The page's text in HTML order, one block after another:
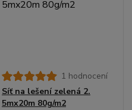
1 hodnocení
Síť na lešení zelená 2.
5mx20m 80g/m2